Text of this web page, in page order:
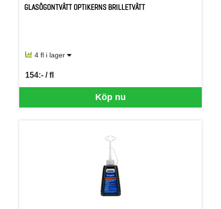
GLASÖGONTVÄTT OPTIKERNS BRILLETVÄTT
4 fl i lager
Köp nu
154:- / fl
SEK per FL